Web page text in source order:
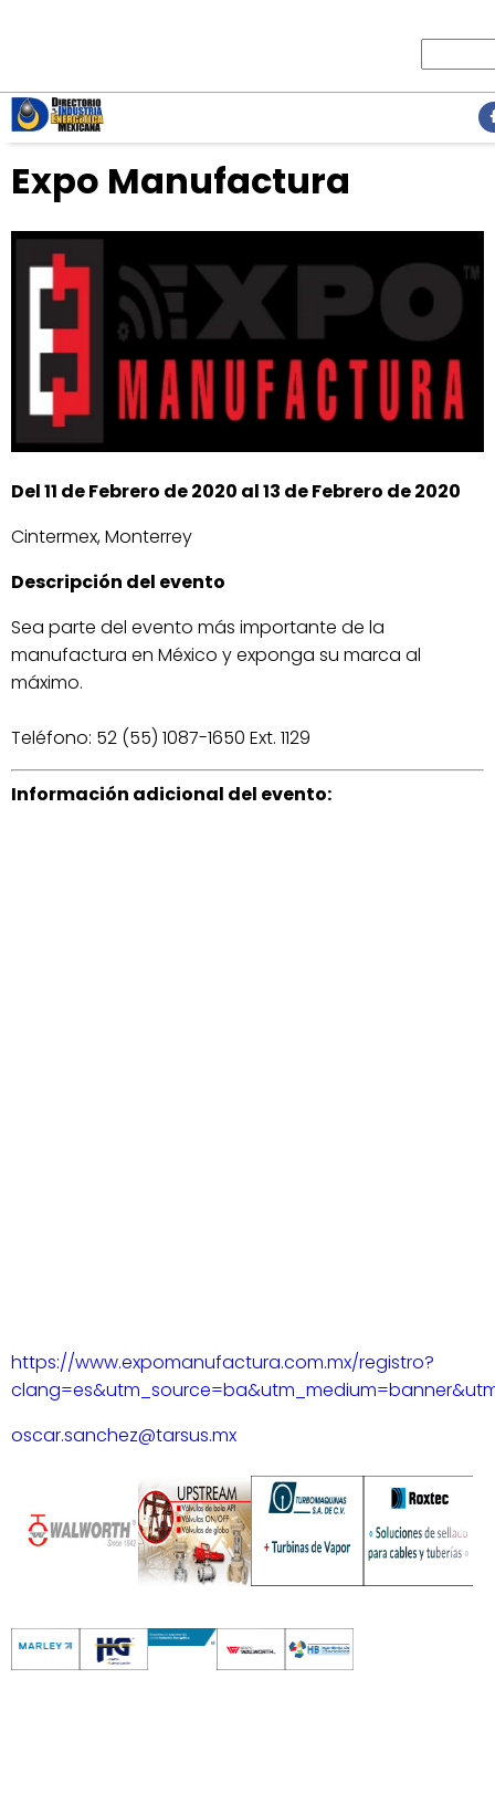
Expo Manufactura
Del 11 de Febrero de 2020 al 13 de Febrero de 2020
Cintermex, Monterrey
Descripción del evento
Sea parte del evento más importante de la
manufactura en México y exponga su marca al
máximo.
Teléfono: 52 (55) 1087-1650 Ext. 1129
Información adicional del evento:
https://www.expomanufactura.com.mx/registro?
oscar.sanchez@tarsus.mx